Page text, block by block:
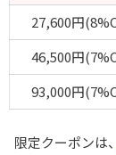
27,600円
46,500円
93,000円
限定クーポンは、